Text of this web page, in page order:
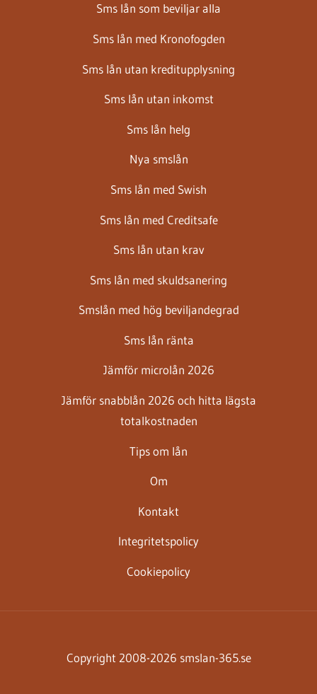
Sms lån som beviljar alla
Sms lån med Kronofogden
Sms lån utan kreditupplysning
Sms lån utan inkomst
Sms lån helg
Nya smslån
Sms lån med Swish
Sms lån med Creditsafe
Sms lån utan krav
Sms lån med skuldsanering
Smslån med hög beviljandegrad
Sms lån ränta
Jämför microlån 2026
Jämför snabblån 2026 och hitta lägsta
totalkostnaden
Tips om lån
Om
Kontakt
Integritetspolicy
Cookiepolicy
Copyright 2008-2026 smslan-365.se